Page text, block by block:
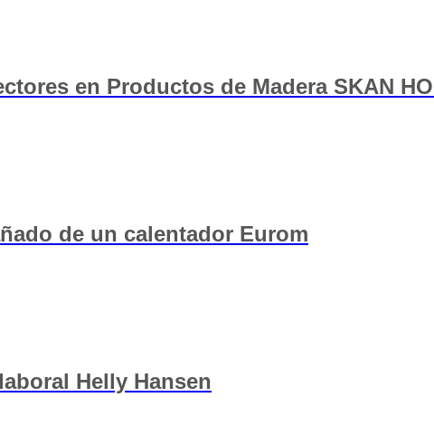
en Productos de Madera SKAN
de un calentador Eurom
Helly Hansen